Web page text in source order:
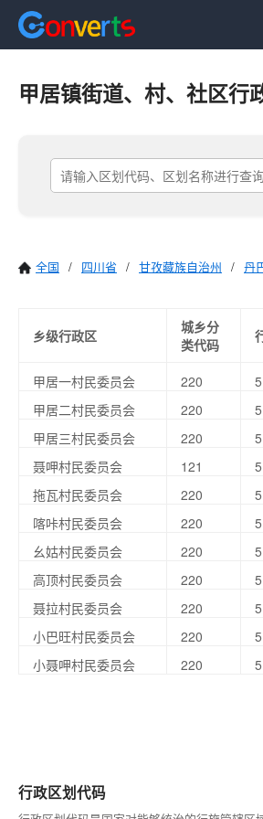
甲居镇街道、村、社区行
全国 / 四川省 / 甘孜藏族自治州 / 丹
乡级行政区
城乡分
类代码
甲居一村民委员会 220
甲居二村民委员会
220
甲居三村民委员会
220
聂呷村民委员会
121
拖瓦村民委员会
220
喀咔村民委员会
220
幺姑村民委员会
220
高顶村民委员会
220
聂拉村民委员会
220
小巴旺村民委员会
220
小聂呷村民委员会
220
行政区划代码